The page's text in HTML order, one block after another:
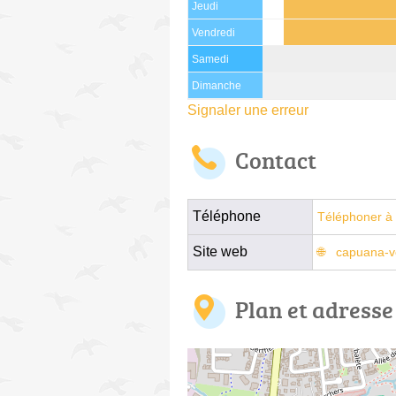
Jeudi
Vendredi
Samedi
Dimanche
Signaler une erreur
Contact
Téléphone Téléphoner à
Site web capuana-
Plan et adresse